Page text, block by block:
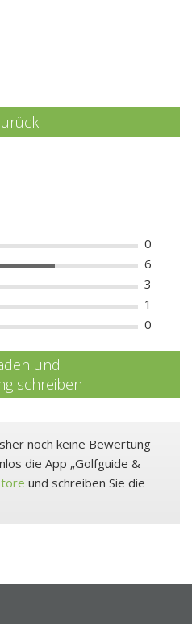
0
6
3
1
0
und
schreiben
noch keine Bewertung
die App „Golfguide &
und schreiben Sie die